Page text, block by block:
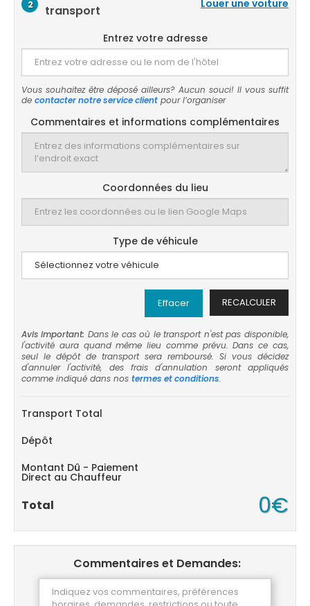
2
transport
Louer une voiture
Entrez votre adresse
Vous souhaitez être déposé ailleurs? Aucun souci! Il vous suffit
de contacter notre service client pour l’organiser
Commentaires et informations complémentaires
Coordonnées du lieu
Type de véhicule
RECALCULER
Effacer
Avis important: Dans le cas où le transport n'est pas disponible,
l'activité aura quand même lieu comme prévu. Dans ce cas,
seul le dépôt de transport sera remboursé. Si vous décidez
d'annuler l'activité, des frais d'annulation seront appliqués
comme indiqué dans nos termes et conditions.
Transport Total
Dépôt
Montant Dû - Paiement
Direct au Chauffeur
Total 0€
Commentaires et Demandes: